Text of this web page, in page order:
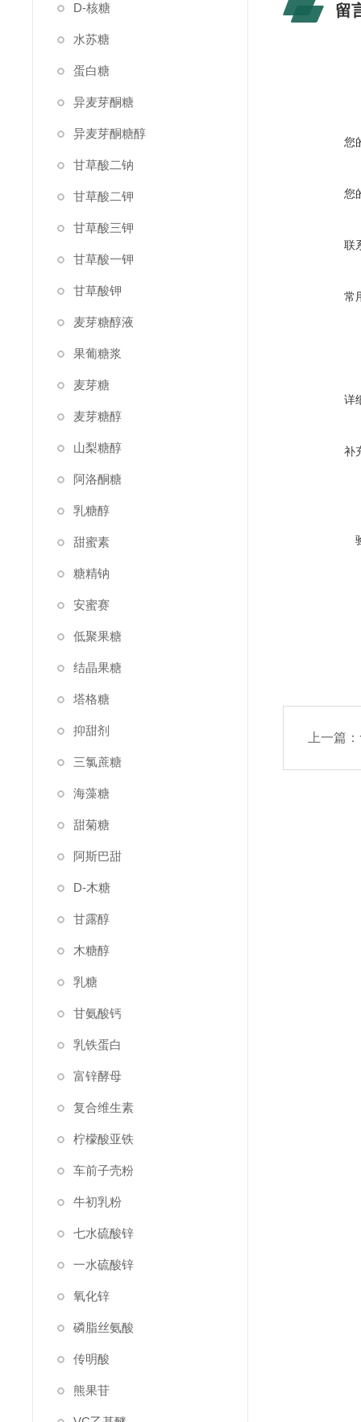
D-核糖
水苏糖
蛋白糖
异麦芽酮糖
异麦芽酮糖醇
甘草酸二钠
甘草酸二钾
甘草酸三钾
甘草酸一钾
甘草酸钾
麦芽糖醇液
果葡糖浆
麦芽糖
麦芽糖醇
山梨糖醇
阿洛酮糖
乳糖醇
甜蜜素
糖精钠
安蜜赛
低聚果糖
结晶果糖
塔格糖
抑甜剂
三氯蔗糖
海藻糖
甜菊糖
阿斯巴甜
D-木糖
甘露醇
木糖醇
乳糖
甘氨酸钙
乳铁蛋白
富锌酵母
复合维生素
柠檬酸亚铁
车前子壳粉
牛初乳粉
七水硫酸锌
一水硫酸锌
氧化锌
磷脂丝氨酸
传明酸
熊果苷
留
您
您
联
常
详
补
上一篇：